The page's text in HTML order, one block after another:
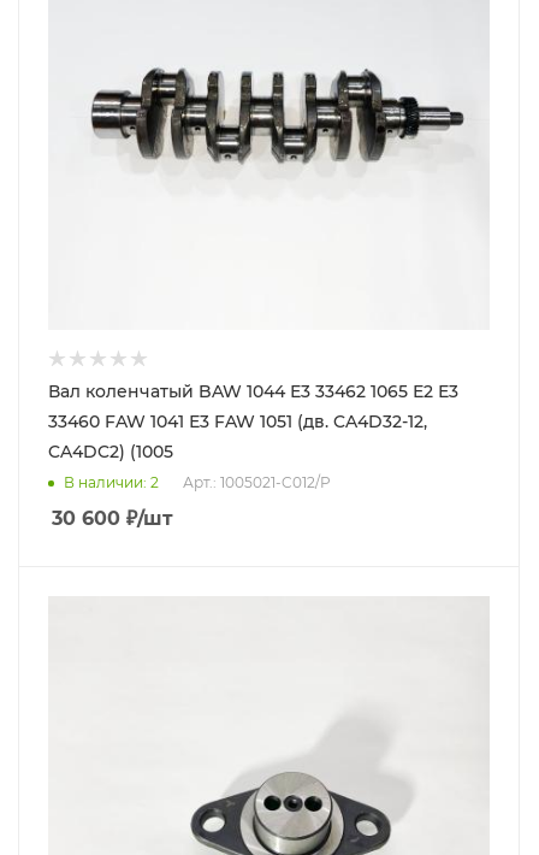
Вал коленчатый BAW 1044 Е3 33462 1065 Е2 Е3
33460 FAW 1041 Е3 FAW 1051 (дв. CA4D32-12,
CA4DC2) (1005
В наличии: 2 Арт.: 1005021-C012/P
30 600 ₽/шт